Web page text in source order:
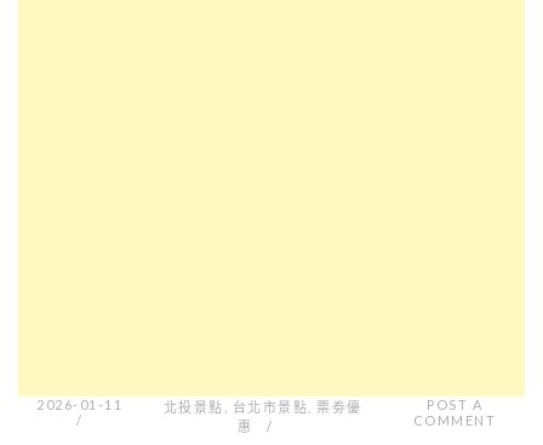
2026-01-11 北投景點 台北市景點 ,票劵優
惠
POST A
COMMENT